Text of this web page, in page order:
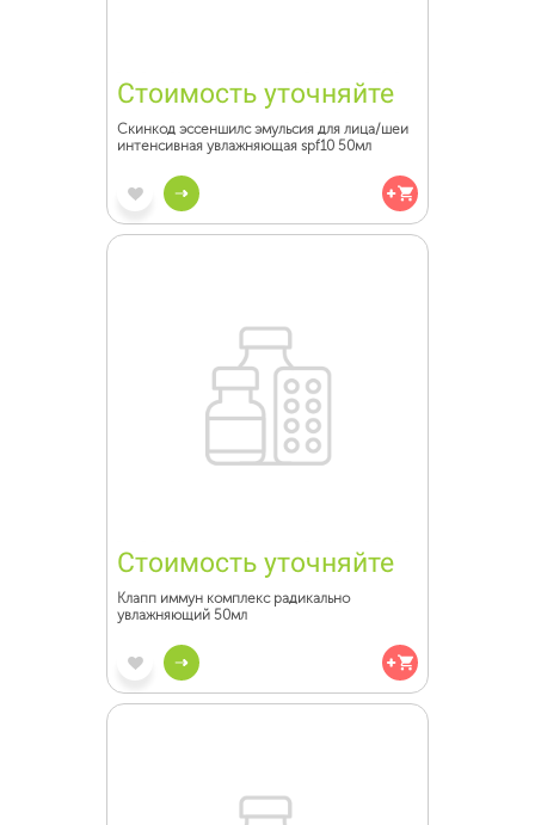
Стоимость уточняйте
Скинкод эссеншилс эмульсия для лица/шеи
интенсивная увлажняющая spf10 50мл
Стоимость уточняйте
Клапп иммун комплекс радикально
увлажняющий 50мл